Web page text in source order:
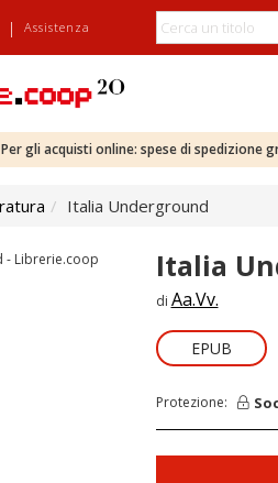
| Assistenza
Per gli acquisti online: spese di spedizione
Italia Underground
Italia
di Aa.Vv.
EPUB
Protezione: